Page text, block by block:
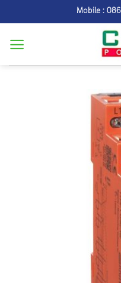
to
content
Mobile :